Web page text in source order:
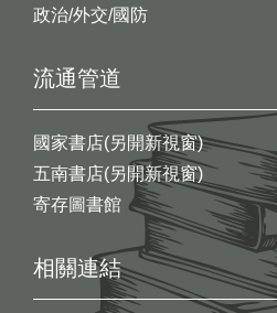
政治/外交/國防
流通管道
國家書店(另開新視窗)
五南書店(另開新視窗)
寄存圖書館
相關連結